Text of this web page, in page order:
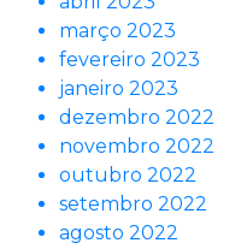
março 2023
fevereiro 2023
janeiro 2023
dezembro 2022
novembro 2022
outubro 2022
setembro 2022
agosto 2022